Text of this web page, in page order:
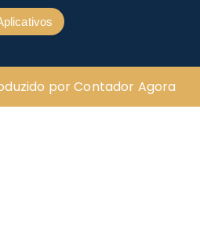
por Contador Agora